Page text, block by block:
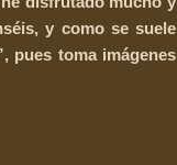
y como se suele
pues toma imágenes